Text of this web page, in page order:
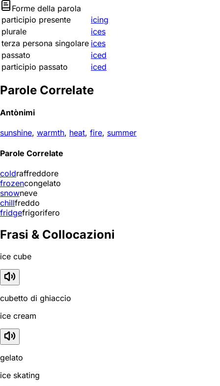
Forme della parola
participio presente
icing
plurale
ices
terza persona singolare ices
passato
iced
participio passato
iced
Parole Correlate
Antònimi
sunshine, warmth, heat, fire, summer
Parole Correlate
coldraffreddore
frozencongelato
snowneve
chillfreddo
fridgefrigorifero
Frasi & Collocazioni
ice cube
cubetto di ghiaccio
ice cream
gelato
ice skating